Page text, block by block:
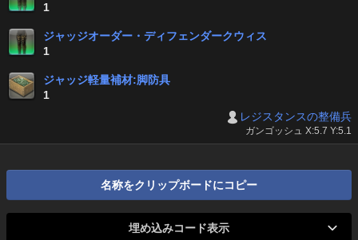
1
ジャッジオーダー・ディフェンダークウィス
1
ジャッジ軽量補材:脚防具
1
レジスタンスの整備兵
ガンゴッシュ X:5.7 Y:5.1
名称をクリップボードにコピー
埋め込みコード表示